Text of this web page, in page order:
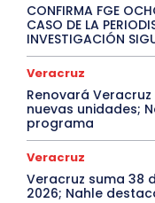
CONFIRMA FGE
CASO DE LA
INVESTIGACIÓN
Veracruz
Renovará
nuevas unidades;
programa
Veracruz
Veracruz suma 38
2026; Nahle